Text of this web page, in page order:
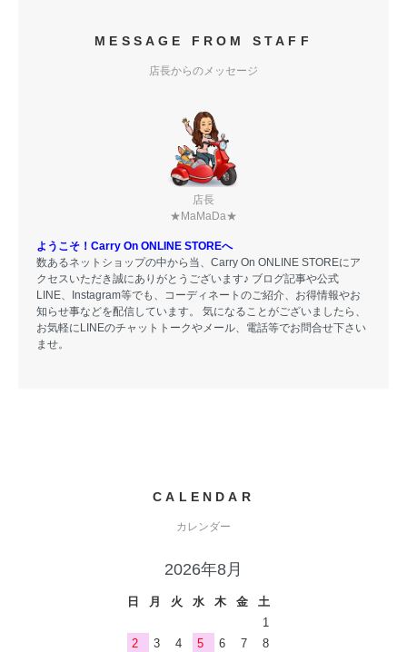
MESSAGE FROM STAFF
店長からのメッセージ
店長
★MaMaDa★
ようこそ！Carry On ONLINE STOREへ
数あるネットショップの中から当、Carry On ONLINE STOREにア
クセスいただき誠にありがとうございます♪ ブログ記事や公式
LINE、Instagram等でも、コーディネートのご紹介、お得情報やお
知らせ事などを配信しています。 気になることがございましたら、
お気軽にLINEのチャットトークやメール、電話等でお問合せ下さい
ませ。
CALENDAR
カレンダー
2026年8月
日 月 火 水 木 金
土
1
2
3 4 5 6 7 8